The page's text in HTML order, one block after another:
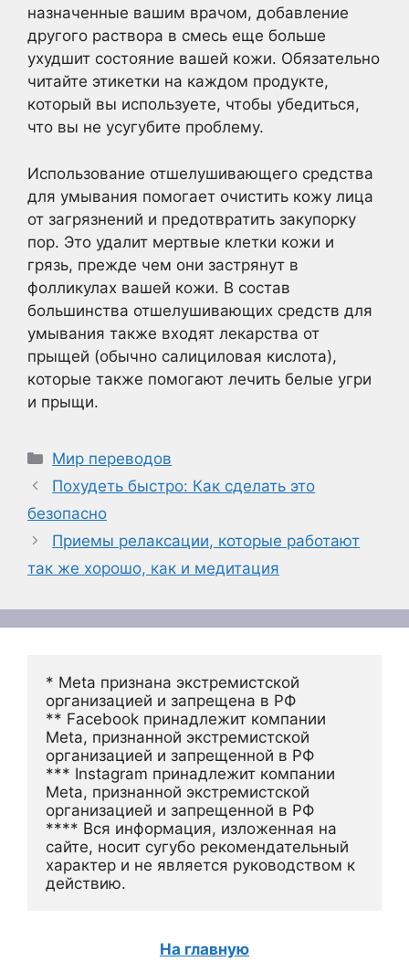
назначенные вашим врачом, добавление
другого раствора в смесь еще больше
ухудшит состояние вашей кожи. Обязательно
читайте этикетки на каждом продукте,
который вы используете, чтобы убедиться,
что вы не усугубите проблему.
Использование отшелушивающего средства
для умывания помогает очистить кожу лица
от загрязнений и предотвратить закупорку
пор. Это удалит мертвые клетки кожи и
грязь, прежде чем они застрянут в
фолликулах вашей кожи. В состав
большинства отшелушивающих средств для
умывания также входят лекарства от
прыщей (обычно салициловая кислота),
которые также помогают лечить белые угри
и прыщи.
Рубрики
Мир переводов
Похудеть быстро: Как сделать это
безопасно
Приемы релаксации, которые работают
так же хорошо, как и медитация
* Meta признана экстремистской
организацией и запрещена в РФ
** Facebook принадлежит компании
Meta, признанной экстремистской
организацией и запрещенной в РФ
*** Instagram принадлежит компании
Meta, признанной экстремистской
организацией и запрещенной в РФ
**** Вся информация, изложенная на
сайте, носит сугубо рекомендательный
характер и не является руководством к
действию.
На главную